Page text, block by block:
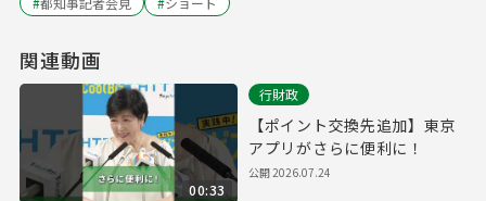
関連動画
00:33
行財政
【ポイント交換先追加】東京
アプリがさらに便利に！
公開2026.07.24